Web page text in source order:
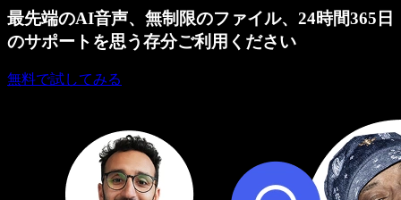
最先端のAI音声、無制限のファイル、24時間365日
のサポートを思う存分ご利用ください
無料で試してみる